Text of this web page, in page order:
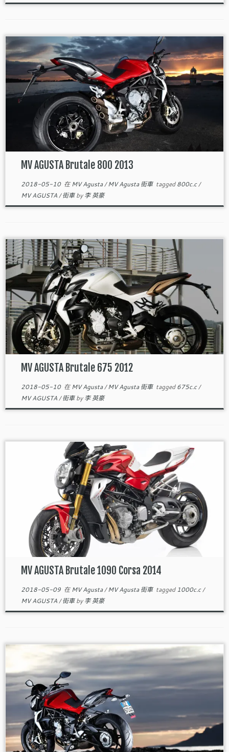
MV AGUSTA Brutale 800 2013
2018-05-10在MV Agusta/MV Agusta 街車 tagged800c.c/
MV AGUSTA/街車by李 英豪
MV AGUSTA Brutale 675 2012
2018-05-10在MV Agusta/MV Agusta 街車 tagged675c.c/
MV AGUSTA/街車by李 英豪
MV AGUSTA Brutale 1090 Corsa 2014
2018-05-09在MV Agusta/MV Agusta 街車 tagged1000c.c/
MV AGUSTA/街車by李 英豪